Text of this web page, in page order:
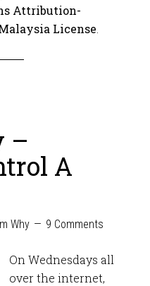
Attribution-
License
–
A
Why 9 Comments
On Wednesdays all
over the internet,